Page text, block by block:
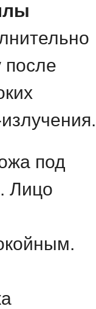
после
под
Лицо